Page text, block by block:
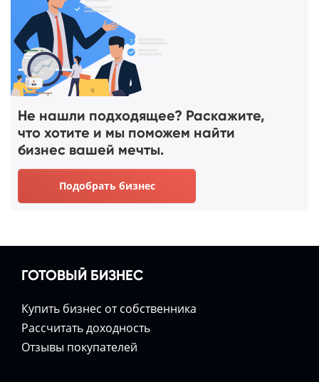
Не нашли подходящее? Раскажите,
что хотите и мы поможем найти
бизнес вашей мечты.
Подобрать бизнес
ГОТОВЫЙ БИЗНЕС
Купить бизнес от собственника
Расcчитать доходность
Отзывы покупателей